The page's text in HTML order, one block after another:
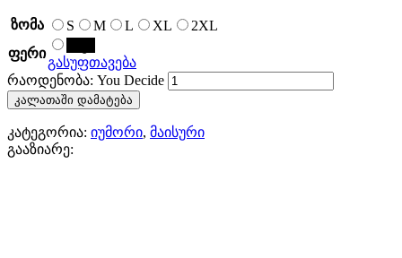
ზომა S M L XL
2XL
ფერი
გასუფთავება
რაოდენობა: You Decide
კალათაში დამატება
კატეგორია: იუმორი, მაისური
გააზიარე: